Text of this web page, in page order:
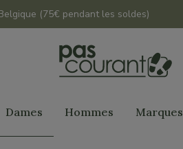
(75€ pendant les soldes)
Dames Hommes Marques